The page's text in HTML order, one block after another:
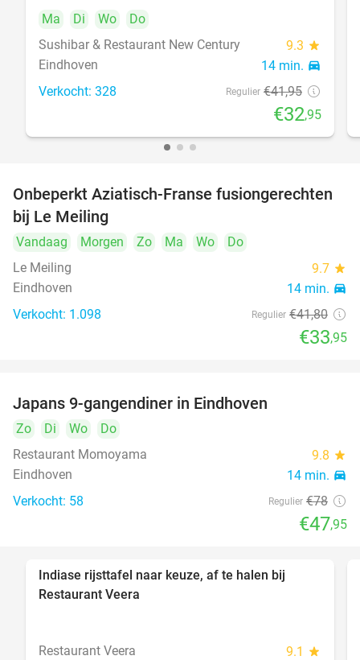
Ma Di Wo
Do
Sushibar & Restaurant New Century
9.3 star
Eindhoven 14 min. directions_car
Verkocht: 328 Regulier €41,95
€32,95
19%
Onbeperkt Aziatisch-Franse fusiongerechten
bij Le Meiling
Vandaag Morgen Zo Ma Wo
Do
Le Meiling
9.7 star
Eindhoven 14 min. directions_car
Verkocht: 1.098 Regulier €41,80
€33,95
Japans 9-gangendiner in Eindhoven
Zo Di Wo
Do
Restaurant Momoyama
9.8 star
Eindhoven 14 min. directions_car
Verkocht: 58 Regulier €78
€47,95
Indiase rijsttafel naar keuze, af te halen bij
Restaurant Veera
Restaurant Veera 9.1 star